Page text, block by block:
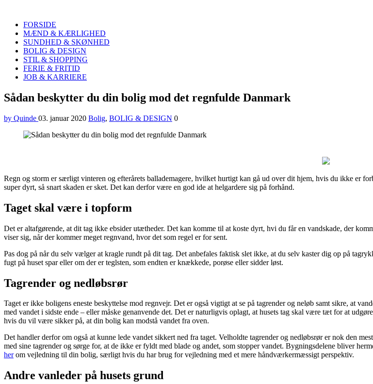
FORSIDE
MÆND & KÆRLIGHED
SUNDHED & SKØNHED
BOLIG & DESIGN
STIL & SHOPPING
FERIE & FRITID
JOB & KARRIERE
Menu
Sådan beskytter du din bolig mod det regnfulde Danmark
by Quinde 03. januar 2020 Bolig, BOLIG & DESIGN 0
Regn og storm er særligt vinteren og efterårets ballademagere, hvilket hurtigt kan gå ud over dit hjem, hvis du ikke er
super dyrt, så snart skaden er sket. Det kan derfor være en god ide at helgardere sig på forhånd.
Taget skal være i topform
Det er altafgørende, at dit tag ikke ebsider utætheder. Det kan komme til at koste dyrt, hvi du får en vandskade, der
viser sig, når der kommer meget regnvand, hvor det som regel er for sent.
Pas dog på når du selv vælger at kragle rundt på dit tag. Det anbefales faktisk slet ikke, at du selv kaster dig op på
fugt på huset spar eller om der er teglsten, som endten er knækkede, porøse eller sidder løst.
Tagrender og nedløbsrør
Taget er ikke boligens eneste beskyttelse mod regnvejr. Det er også vigtigt at se på tagrender og neløb samt sikre, at
med vandet i sidste ende – eller måske genanvende det. Det er naturligvis oplagt, at husets tag skal være tæt for at
hvis du vil være sikker på, at din bolig kan modstå vandet fra oven.
Det handler derfor om også at kunne lede vandet sikkert ned fra taget. Velholdte tagrender og nedløbsrør er nok den
med sine tagrender og sørge for, at de ikke er fyldt med blade og andet, som stopper vandet. Bygningsdelene bliver
herom vejledning til din bolig, særligt hvis du har brug for vejledning med et mere håndværkermæssigt perspektiv.
Andre vanleder på husets grund